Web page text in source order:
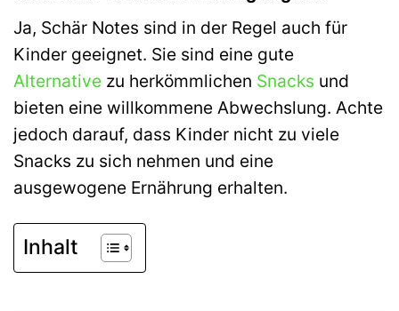
Ja, Schär Notes sind in der Regel auch für
Kinder geeignet. Sie sind eine gute
Alternative zu herkömmlichen Snacks und
bieten eine willkommene Abwechslung. Achte
jedoch darauf, dass Kinder nicht zu viele
Snacks zu sich nehmen und eine
ausgewogene Ernährung erhalten.
Inhalt